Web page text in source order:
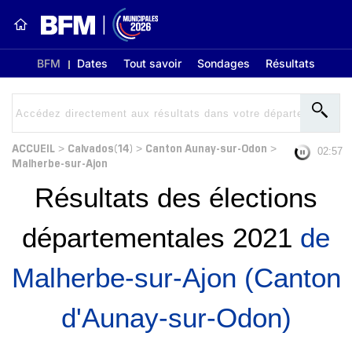
BFM Dates Tout savoir Sondages Résultats
ACCUEIL > Calvados(14) > Canton Aunay-sur-Odon >
Malherbe-sur-Ajon
02:56
Résultats des élections
départementales 2021 de
Malherbe-sur-Ajon (Canton
d'Aunay-sur-Odon)